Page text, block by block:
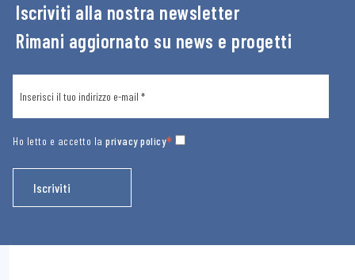
Iscriviti alla nostra newsletter
Rimani aggiornato su news e progetti
Ho letto e accetto la privacy policy*